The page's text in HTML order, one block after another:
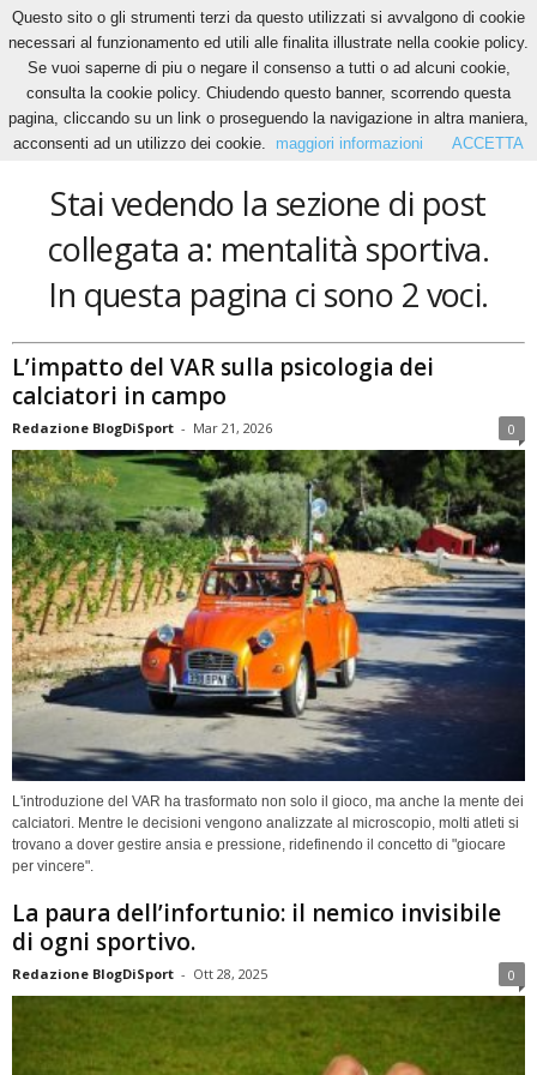
Home Tags Mentalità sportiva
mentalità sportiva
Stai vedendo la sezione di post
collegata a: mentalità sportiva.
In questa pagina ci sono 2 voci.
L’impatto del VAR sulla psicologia dei
calciatori in campo
Redazione BlogDiSport - Mar 21, 2026 0
L'introduzione del VAR ha trasformato non solo il gioco, ma anche la mente dei
calciatori. Mentre le decisioni vengono analizzate al microscopio, molti atleti si
trovano a dover gestire ansia e pressione, ridefinendo il concetto di "giocare
per vincere".
La paura dell’infortunio: il nemico invisibile
di ogni sportivo.
Redazione BlogDiSport - Ott 28, 2025 0
Questo sito o gli strumenti terzi da questo utilizzati si avvalgono di cookie
necessari al funzionamento ed utili alle finalita illustrate nella cookie policy.
Se vuoi saperne di piu o negare il consenso a tutti o ad alcuni cookie,
consulta la cookie policy. Chiudendo questo banner, scorrendo questa
pagina, cliccando su un link o proseguendo la navigazione in altra maniera,
acconsenti ad un utilizzo dei cookie.
maggiori informazioni ACCETTA